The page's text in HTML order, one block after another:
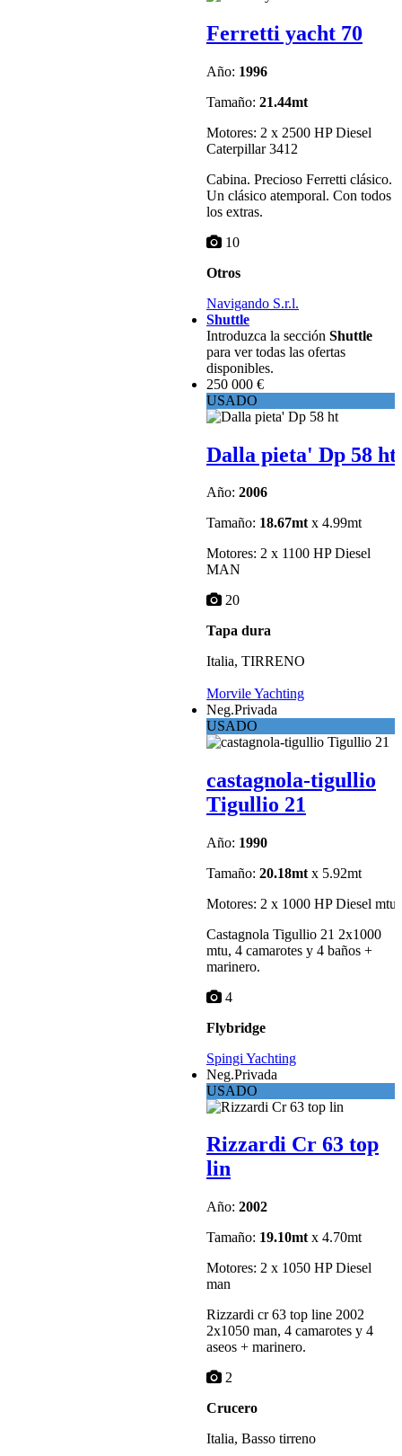
Ferretti yacht 70
Año: 1996
Tamaño: 21.44mt
Motores: 2 x 2500 HP Diesel
Caterpillar 3412
Cabina. Precioso Ferretti clásico.
Un clásico atemporal. Con todos
los extras.
10
Otros
Navigando S.r.l.
Shuttle
Introduzca la sección Shuttle
para ver todas las ofertas
disponibles.
250 000 €
USADO
Dalla pieta' Dp 58 ht
Año: 2006
Tamaño: 18.67mtx 4.99mt
Motores: 2 x 1100 HP Diesel
MAN
20
Tapa dura
Italia, TIRRENO
Morvile Yachting
Neg.Privada
USADO
castagnola-tigullio
Tigullio 21
Año: 1990
Tamaño: 20.18mt x 5.92mt
Motores: 2 x 1000 HP Diesel mtu
Castagnola Tigullio 21 2x1000
mtu, 4 camarotes y 4 baños +
marinero.
4
Flybridge
Spingi Yachting
Neg.Privada
USADO
Rizzardi Cr 63 top
lin
Año: 2002
Tamaño: 19.10mt x 4.70mt
Motores: 2 x 1050 HP Diesel
man
Rizzardi cr 63 top line 2002
2x1050 man, 4 camarotes y 4
aseos + marinero.
2
Crucero
Italia, Basso tirreno